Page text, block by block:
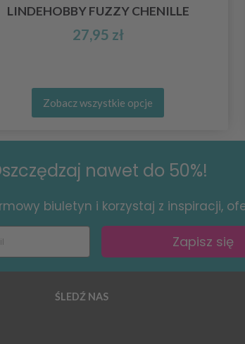
LINDEHOBBY FUZZY CHENILLE
27,95 zł
Zobacz wszystkie opcje
nawet do 50%!
biuletyn i korzystaj z inspiracji,
Zapisz się
ŚLEDŹ NAS